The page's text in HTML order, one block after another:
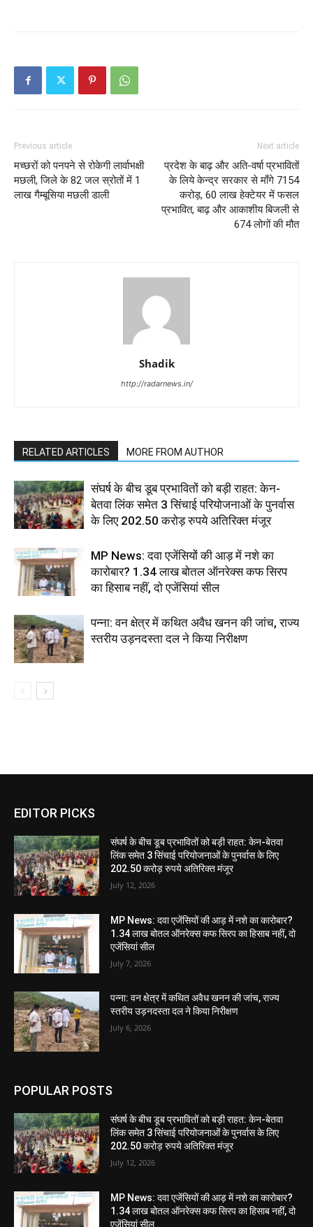
Previous article
मच्छरों को पनपने से रोकेगी लार्वाभक्षी
मछली, जिले के 82 जल स्रोतों में 1
लाख गैम्बूसिया मछली डाली
Next article
प्रदेश के बाढ़ और अति-वर्षा प्रभावितों
के लिये केन्द्र सरकार से माँगे 7154
करोड़, 60 लाख हेक्टेयर में फसल
प्रभावित, बाढ़ और आकाशीय बिजली से
674 लोगों की मौत
Shadik
http://radarnews.in/
RELATED ARTICLES MORE FROM AUTHOR
संघर्ष के बीच डूब प्रभावितों को बड़ी राहत: केन-
बेतवा लिंक समेत 3 सिंचाई परियोजनाओं के पुनर्वास
के लिए 202.50 करोड़ रुपये अतिरिक्त मंजूर
MP News: दवा एजेंसियों की आड़ में नशे का
कारोबार? 1.34 लाख बोतल ऑनरेक्स कफ सिरप
का हिसाब नहीं, दो एजेंसियां सील
पन्ना: वन क्षेत्र में कथित अवैध खनन की जांच, राज्य
स्तरीय उड़नदस्ता दल ने किया निरीक्षण
EDITOR PICKS
संघर्ष के बीच डूब प्रभावितों को बड़ी राहत: केन-बेतवा
लिंक समेत 3 सिंचाई परियोजनाओं के पुनर्वास के लिए
202.50 करोड़ रुपये अतिरिक्त मंजूर
July 12, 2026
MP News: दवा एजेंसियों की आड़ में नशे का कारोबार?
1.34 लाख बोतल ऑनरेक्स कफ सिरप का हिसाब नहीं, दो
एजेंसियां सील
July 7, 2026
पन्ना: वन क्षेत्र में कथित अवैध खनन की जांच, राज्य
स्तरीय उड़नदस्ता दल ने किया निरीक्षण
July 6, 2026
POPULAR POSTS
संघर्ष के बीच डूब प्रभावितों को बड़ी राहत: केन-बेतवा
लिंक समेत 3 सिंचाई परियोजनाओं के पुनर्वास के लिए
202.50 करोड़ रुपये अतिरिक्त मंजूर
July 12, 2026
MP News: दवा एजेंसियों की आड़ में नशे का कारोबार?
1.34 लाख बोतल ऑनरेक्स कफ सिरप का हिसाब नहीं, दो
एजेंसियां सील